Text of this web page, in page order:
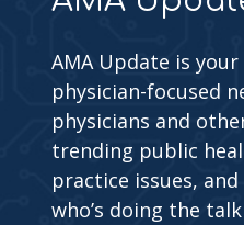
AMA Update is
physician-focused
physicians and
trending public
practice issues, and
who’s doing the